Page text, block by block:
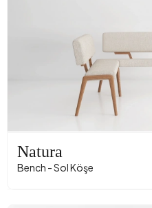
Natura
Bench - Sol Köşe